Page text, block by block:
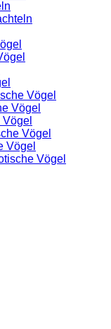
Vögel
Vögel
Vögel
Vögel
Vögel